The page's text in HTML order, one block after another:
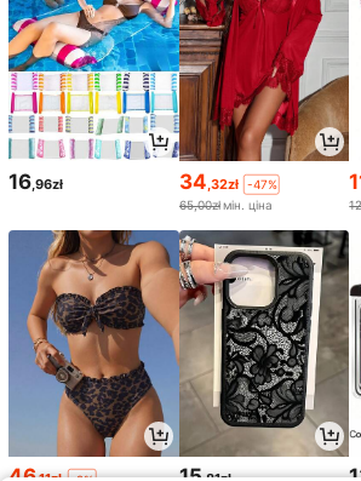
16 ,96zł 34 ,32zł
-47%
65,00złмін. ціна
46 15